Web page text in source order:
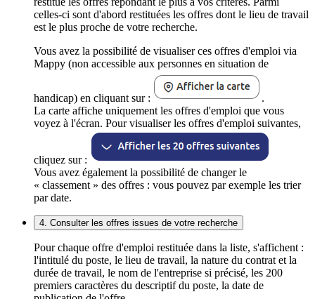
celles-ci sont d'abord restituées les offres dont le lieu de travail
est le plus proche de votre recherche.
Vous avez la possibilité de visualiser ces offres d'emploi via
Mappy (non accessible aux personnes en situation de
handicap) en cliquant sur :
.
La carte affiche uniquement les offres d'emploi que vous
voyez à l'écran. Pour visualiser les offres d'emploi suivantes,
cliquez sur :
Vous avez également la possibilité de changer le
« classement » des offres : vous pouvez par exemple les trier
par date.
4. Consulter les offres issues de votre recherche
Pour chaque offre d'emploi restituée dans la liste, s'affichent :
l'intitulé du poste, le lieu de travail, la nature du contrat et la
durée de travail, le nom de l'entreprise si précisé, les 200
premiers caractères du descriptif du poste, la date de